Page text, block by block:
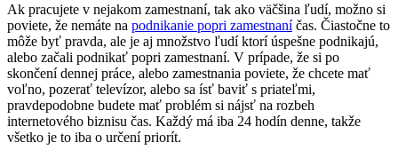
Ak pracujete v nejakom zamestnaní, tak ako väčšina ľudí, možno si
poviete, že nemáte na podnikanie popri zamestnaníčas. Čiastočne to
môže byť pravda, ale je aj množstvo ľudí ktorí úspešne podnikajú,
alebo začali podnikať popri zamestnaní. V prípade, že si po
skončení dennej práce, alebo zamestnania poviete, že chcete mať
voľno, pozerať televízor, alebo sa ísť baviť s priateľmi,
pravdepodobne budete mať problém si nájsť na rozbeh
internetového biznisu čas. Každý má iba 24 hodín denne, takže
všetko je to iba o určení priorít.